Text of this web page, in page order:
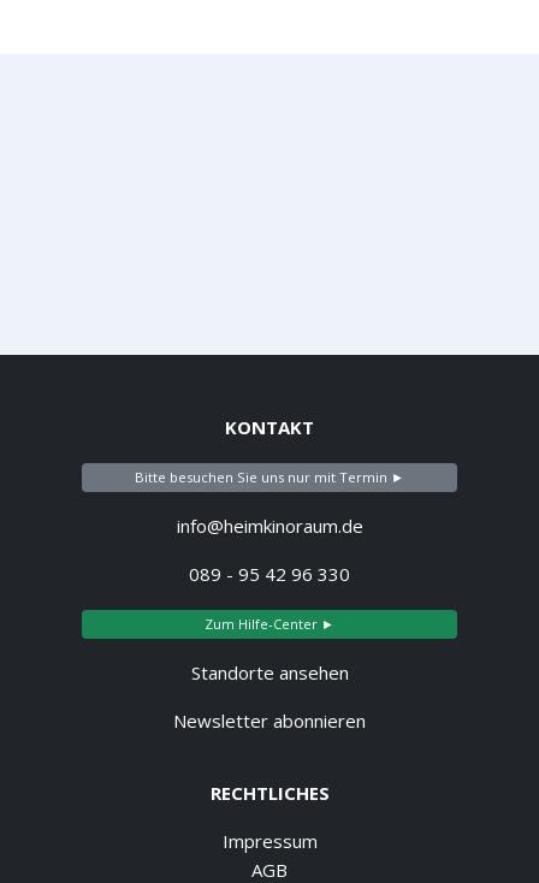
KONTAKT
Bitte besuchen Sie uns nur mit Termin ►
info@heimkinoraum.de
089 - 95 42 96 330
Zum Hilfe-Center ►
Standorte ansehen
Newsletter abonnieren
RECHTLICHES
Impressum
AGB